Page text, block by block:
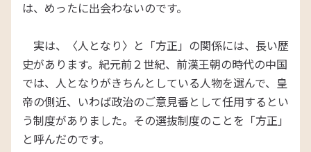
は、めったに出会わないのです。
実は、〈人となり〉と「方正」の関係には、長い歴
史があります。紀元前２世紀、前漢王朝の時代の中国
では、人となりがきちんとしている人物を選んで、皇
帝の側近、いわば政治のご意見番として任用するとい
う制度がありました。その選抜制度のことを「方正」
と呼んだのです。